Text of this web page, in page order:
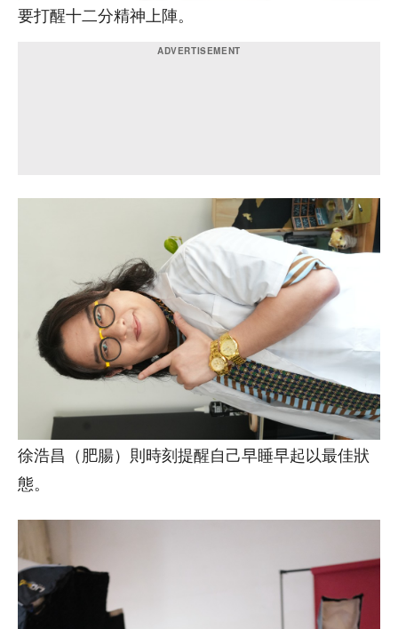
要打醒十二分精神上陣。
徐浩昌（肥腸）則時刻提醒自己早睡早起以最佳狀
態。